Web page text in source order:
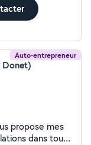
Tuyauterie
Auto-entrepreneur
Donet)
propose mes
dans tous